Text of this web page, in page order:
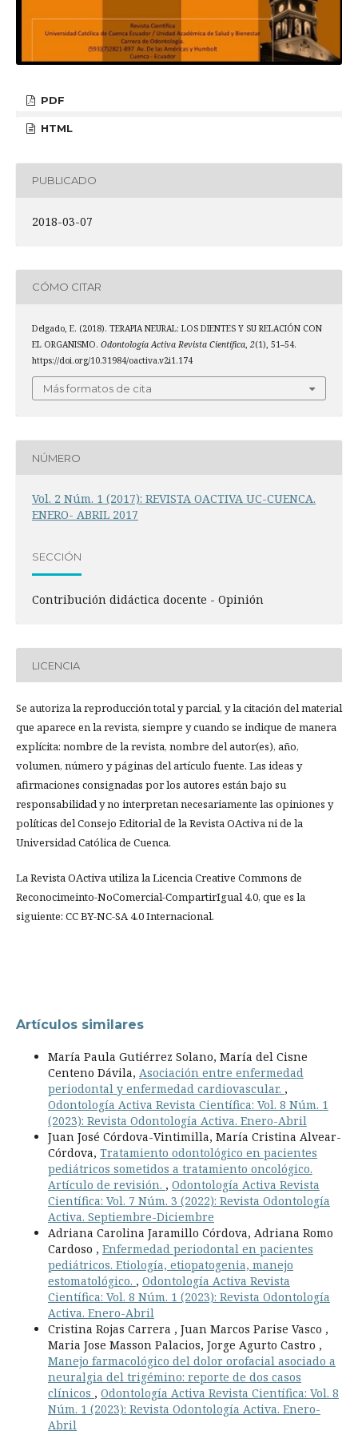
PDF
HTML
PUBLICADO
2018-03-07
CÓMO CITAR
Delgado, E. (2018). TERAPIA NEURAL: LOS DIENTES Y SU RELACIÓN CON
EL ORGANISMO. Odontología Activa Revista Científica, 2(1), 51–54.
https://doi.org/10.31984/oactiva.v2i1.174
Más formatos de cita
NÚMERO
Vol. 2 Núm. 1 (2017): REVISTA OACTIVA UC-CUENCA.
ENERO- ABRIL 2017
SECCIÓN
Contribución didáctica docente - Opinión
LICENCIA
Se autoriza la reproducción total y parcial, y la citación del material
que aparece en la revista, siempre y cuando se indique de manera
explícita: nombre de la revista, nombre del autor(es), año,
volumen, número y páginas del artículo fuente. Las ideas y
afirmaciones consignadas por los autores están bajo su
responsabilidad y no interpretan necesariamente las opiniones y
políticas del Consejo Editorial de la Revista OActiva ni de la
Universidad Católica de Cuenca.
La Revista OActiva utiliza la Licencia Creative Commons de
Reconocimeinto-NoComercial-CompartirIgual 4.0, que es la
siguiente: CC BY-NC-SA 4.0 Internacional.
Artículos similares
María Paula Gutiérrez Solano, María del Cisne
Centeno Dávila, Asociación entre enfermedad
periodontal y enfermedad cardiovascular. ,
Odontología Activa Revista Científica: Vol. 8 Núm. 1
(2023): Revista Odontología Activa. Enero-Abril
Juan José Córdova-Vintimilla, María Cristina Alvear-
Córdova, Tratamiento odontológico en pacientes
pediátricos sometidos a tratamiento oncológico.
Artículo de revisión. , Odontología Activa Revista
Científica: Vol. 7 Núm. 3 (2022): Revista Odontología
Activa. Septiembre-Diciembre
Adriana Carolina Jaramillo Córdova, Adriana Romo
Cardoso , Enfermedad periodontal en pacientes
pediátricos. Etiología, etiopatogenia, manejo
estomatológico. , Odontología Activa Revista
Científica: Vol. 8 Núm. 1 (2023): Revista Odontología
Activa. Enero-Abril
Cristina Rojas Carrera , Juan Marcos Parise Vasco ,
Maria Jose Masson Palacios, Jorge Agurto Castro ,
Manejo farmacológico del dolor orofacial asociado a
neuralgia del trigémino: reporte de dos casos
clínicos , Odontología Activa Revista Científica: Vol. 8
Núm. 1 (2023): Revista Odontología Activa. Enero-
Abril